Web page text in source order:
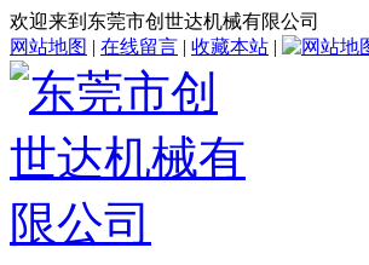
欢迎来到东莞市创世达机械有限公司
网站地图 | 在线留言 | 收藏本站 |